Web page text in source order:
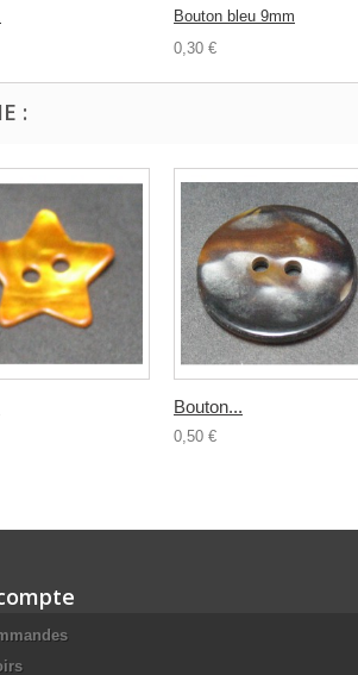
Bouton bleu 9mm
0,30 €
:
Bouton...
0,50 €